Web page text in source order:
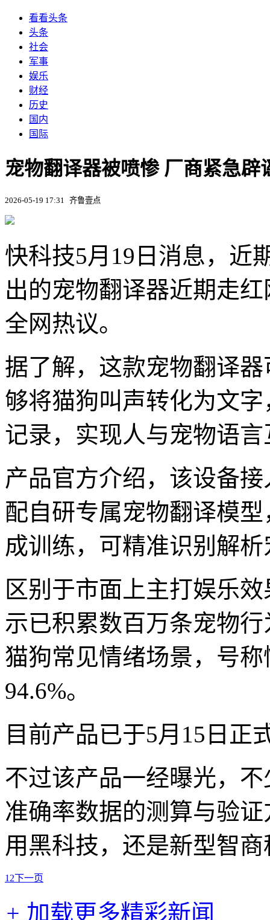
看看头条
头条
社会
军事
娱乐
财经
历史
国内
国际
宠物翻译器被喷惨 厂商紧急辟
2026-05-19 17:31 齐鲁壹点
快科技5月19日消息，近
出的宠物翻译器近期走
全网热议。
据了解，这款宠物翻译
够将猫狗叫声转化为文
记录，实现人与宠物语言
产品官方介绍，该设备
配自研专属宠物翻译模
成训练，可精准识别解
区别于市面上主打娱乐
示已积累数百万条宠物
猫狗常见情绪场景，号
94.6%。
目前产品已于5月15日正
不过该产品一经曝光，
准确率数据的测算与验
用黑科技，还是新型智商
1 2下一页
+ 加载更多精彩新闻